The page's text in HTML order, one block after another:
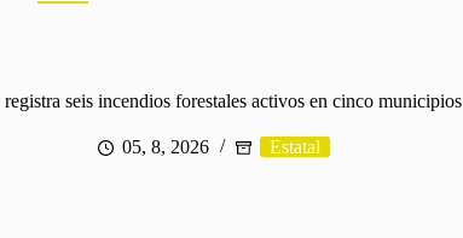
seis incendios forestales activos en cinco municipios
05, 8, 2026 Estatal